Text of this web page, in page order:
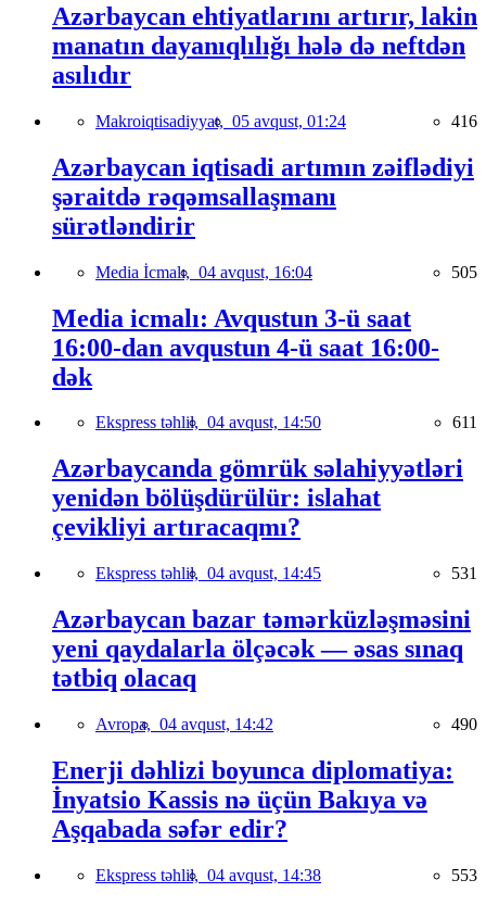
Azərbaycan ehtiyatlarını artırır, lakin
manatın dayanıqlılığı hələ də neftdən
asılıdır
Makroiqtisadiyyat, 05 avqust, 01:24 416
Azərbaycan iqtisadi artımın zəiflədiyi
şəraitdə rəqəmsallaşmanı
sürətləndirir
Media İcmalı, 04 avqust, 16:04 505
Media icmalı: Avqustun 3-ü saat
16:00-dan avqustun 4-ü saat 16:00-
dək
Ekspress təhlil, 04 avqust, 14:50 611
Azərbaycanda gömrük səlahiyyətləri
yenidən bölüşdürülür: islahat
çevikliyi artıracaqmı?
Ekspress təhlil, 04 avqust, 14:45 531
Azərbaycan bazar təmərküzləşməsini
yeni qaydalarla ölçəcək — əsas sınaq
tətbiq olacaq
Avropa, 04 avqust, 14:42 490
Enerji dəhlizi boyunca diplomatiya:
İnyatsio Kassis nə üçün Bakıya və
Aşqabada səfər edir?
Ekspress təhlil, 04 avqust, 14:38 553